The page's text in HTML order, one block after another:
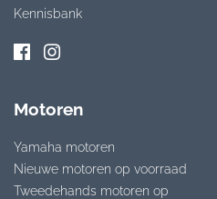
Kennisbank
Motoren
Yamaha motoren
Nieuwe motoren op voorraad
Tweedehands motoren op